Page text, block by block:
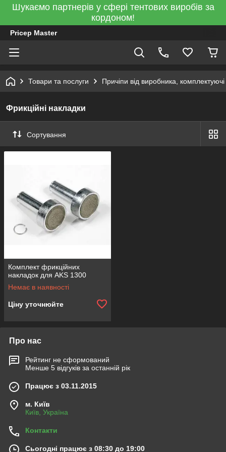
Шукаємо партнерів у сфері тентових виробів за
кордоном!
Pricep Master
Товари та послуги Причіпи від виробника,
Фрикційні накладки
Сортування
Комплект фрикційних
накладок для AKS 1300
Немає в наявності
Ціну уточнюйте
Про нас
Рейтинг не сформований
Менше 5 відгуків за останній рік
Працює з 03.11.2015
м. Київ
Київ, Україна
Контакти
Сьогодні працює з 08:30 до 19:00